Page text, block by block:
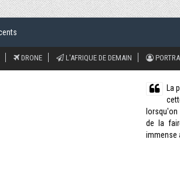
DRONE L'AFRIQUE DE DEMAIN
La
de la
immense